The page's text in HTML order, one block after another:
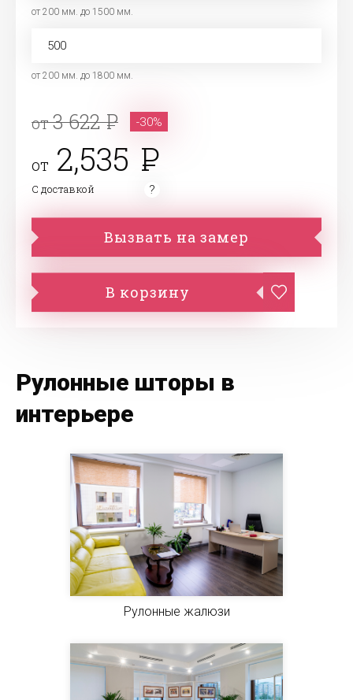
от 200 мм. до 1500 мм.
от 200 мм. до 1800 мм.
от3 622 -30%
от 2,535
С доставкой
Вызвать на замер
В корзину
Рулонные шторы в
интерьере
Рулонные жалюзи